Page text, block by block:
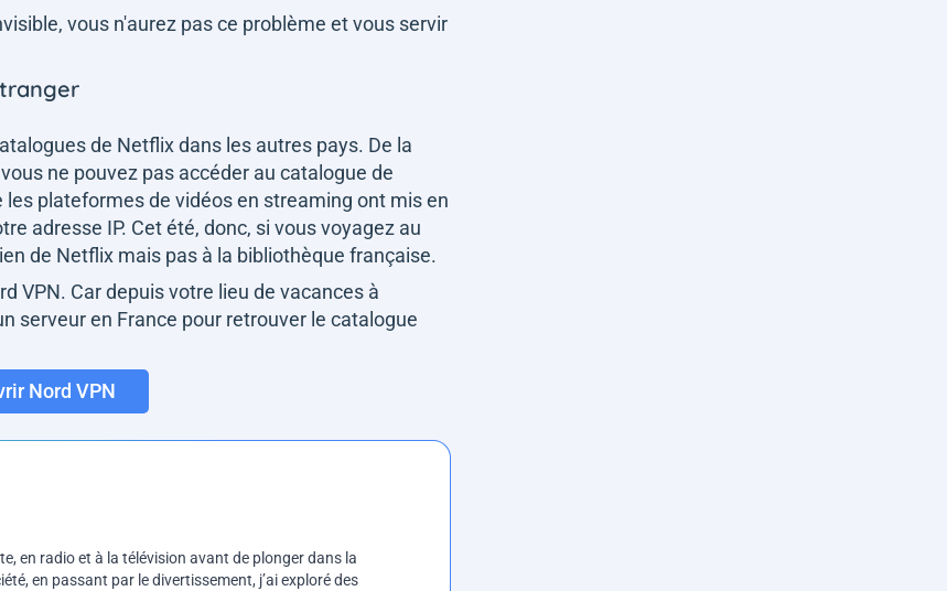
vous n'aurez pas ce problème et vous servir
de Netflix dans les autres pays. De la
ne pouvez pas accéder au catalogue de
plateformes de vidéos en streaming ont mis en
adresse IP. Cet été, donc, si vous voyagez au
de Netflix mais pas à la bibliothèque française.
VPN. Car depuis votre lieu de vacances à
serveur en France pour retrouver le catalogue
Nord VPN
en radio et à la télévision avant de plonger dans la
en passant par le divertissement, j’ai exploré des